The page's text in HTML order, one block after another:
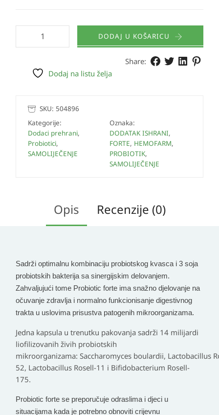
DODAJ U KOŠARICU
Share:
Dodaj na listu želja
SKU: 504896
Kategorije:
Dodaci prehrani,
Probiotici,
SAMOLIJEČENJE
Oznaka:
DODATAK ISHRANI,
FORTE, HEMOFARM,
PROBIOTIK,
SAMOLIJEČENJE
Opis Recenzije (0)
Sadrži optimalnu kombinaciju probiotskog kvasca i 3 soja
probiotskih bakterija sa sinergijskim delovanjem.
Zahvaljujući tome Probiotic forte ima snažno djelovanje na
očuvanje zdravlja i normalno funkcionisanje digestivnog
trakta u uslovima prisustva patogenih mikroorganizama.
Jedna kapsula u trenutku pakovanja sadrži 14 milijardi
liofilizovanih živih probiotskih
mikroorganizama: Saccharomyces boulardii, Lactobacillus
52, Lactobacillus Rosell-11 i Bifidobacterium Rosell-
175.
Probiotic forte se preporučuje odraslima i djeci u
situacijama kada je potrebno obnoviti crijevnu